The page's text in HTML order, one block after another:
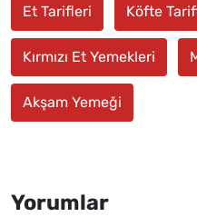
Et Tarifleri Köfte
Kırmızı Et Yemekleri
Akşam Yemeği
Yorumlar